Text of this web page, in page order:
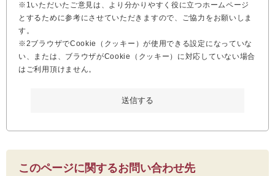
※1いただいたご意見は、より分かりやすく役に立つホームページ
とするために参考にさせていただきますので、ご協力をお願いしま
す。
※2ブラウザでCookie（クッキー）が使用できる設定になっていな
い、または、ブラウザがCookie（クッキー）に対応していない場合
はご利用頂けません。
このページに関するお問い合わせ先